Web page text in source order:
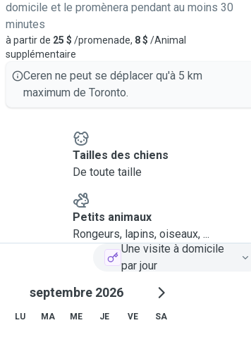
domicile et le promènera pendant au moins 30
minutes
à partir de 25 $ /promenade, 8 $ /Animal
supplémentaire
Ceren ne peut se déplacer qu'à 5 km
maximum de Toronto.
Tailles des chiens
De toute taille
Petits animaux
Rongeurs, lapins, oiseaux, ...
Une visite à domicile
par jour
septembre 2026
LU MA ME JE VE SA